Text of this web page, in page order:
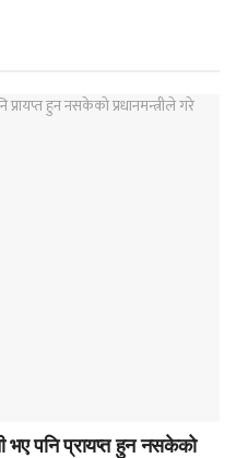
भए पनि प्रायप्त हुन नसकेको